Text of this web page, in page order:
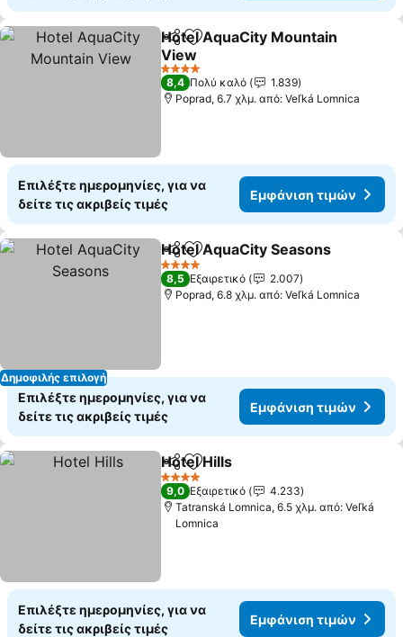
Κοινοποίηση
Προσθήκη στα αγαπημένα
Hotel AquaCity Mountain
View
4 Αστέρια
8,4 Πολύ καλό
1.839
Poprad, 6.7 χλμ. από: Veľká Lomnica
Επιλέξτε ημερομηνίες, για να
δείτε τις ακριβείς τιμές
Εμφάνιση τιμών
Δημοφιλής επιλογή
Κοινοποίηση
Προσθήκη στα αγαπημένα
Hotel AquaCity Seasons
4 Αστέρια
8,5 Εξαιρετικό
2.007
Poprad, 6.8 χλμ. από: Veľká Lomnica
Επιλέξτε ημερομηνίες, για να
δείτε τις ακριβείς τιμές
Εμφάνιση τιμών
Κοινοποίηση
Προσθήκη στα αγαπημένα
Hotel Hills
4 Αστέρια
9,0 Εξαιρετικό
4.233
Tatranská Lomnica, 6.5 χλμ. από: Veľká
Lomnica
Επιλέξτε ημερομηνίες, για να
δείτε τις ακριβείς τιμές
Εμφάνιση τιμών